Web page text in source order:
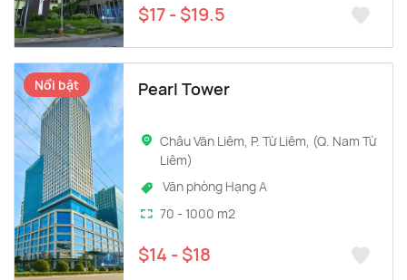
$17 - $19.5
Nổi bật Pearl Tower
Châu Văn Liêm, P. Từ Liêm, (Q. Nam Từ
Liêm)
Văn phòng Hạng A
70 - 1000 m2
$14 - $18